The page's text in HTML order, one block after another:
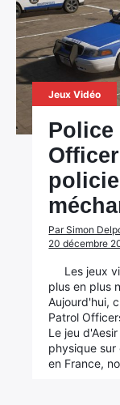
Jeux Vidéo
Police
Par Simon
20 décembre
Les jeux
plus en plus
Aujourd'hui,
Patrol
Le jeu
physique sur
en France,